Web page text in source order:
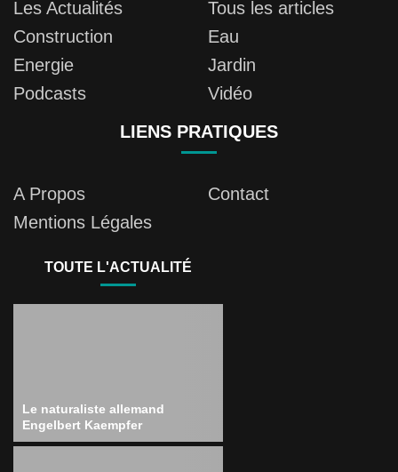
Les Actualités
Tous les articles
Construction
Eau
Energie
Jardin
Podcasts
Vidéo
LIENS PRATIQUES
A Propos
Contact
Mentions Légales
TOUTE L'ACTUALITÉ
Le naturaliste allemand
Engelbert Kaempfer